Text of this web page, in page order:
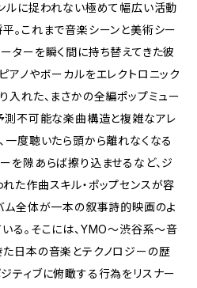
ルに捉われない極めて幅広い活動
。これまで音楽シーンと美術シー
ターを瞬く間に持ち替えてきた彼
アノやボーカルをエレクトロニック
入れた、まさかの全編ポップミュー
測不可能な楽曲構造と複雑なアレ
一度聴いたら頭から離れなくなる
を隙あらば擦り込ませるなど、ジ
た作曲スキル・ポップセンスが容
ム全体が一本の叙事詩的映画のよ
る。そこには、YMO～渋谷系～音
日本の音楽とテクノロジーの歴
ティブに俯瞰する行為をリスナー